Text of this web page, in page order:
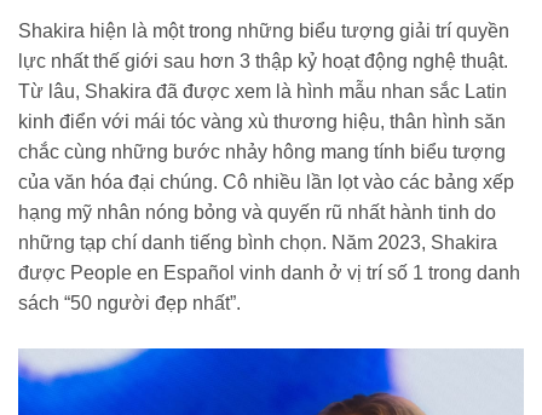
Shakira hiện là một trong những biểu tượng giải trí quyền
lực nhất thế giới sau hơn 3 thập kỷ hoạt động nghệ thuật.
Từ lâu, Shakira đã được xem là hình mẫu nhan sắc Latin
kinh điển với mái tóc vàng xù thương hiệu, thân hình săn
chắc cùng những bước nhảy hông mang tính biểu tượng
của văn hóa đại chúng. Cô nhiều lần lọt vào các bảng xếp
hạng mỹ nhân nóng bỏng và quyến rũ nhất hành tinh do
những tạp chí danh tiếng bình chọn. Năm 2023, Shakira
được People en Español vinh danh ở vị trí số 1 trong danh
sách “50 người đẹp nhất”.